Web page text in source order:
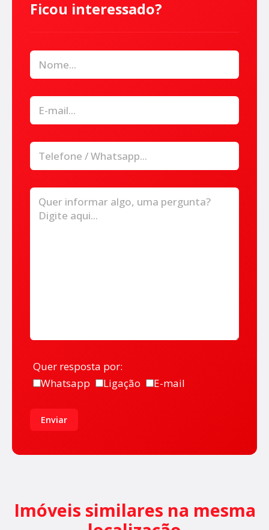
Ficou interessado?
Quer resposta por:
Whatsapp
Ligação E-mail
Enviar
Imóveis similares na mesma